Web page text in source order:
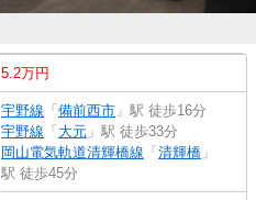
5.2万円
宇野線 「 備前西市 」駅 徒歩16分
宇野線 「 大元 」駅 徒歩33分
岡山電気軌道清輝橋線 「 清輝橋 」
駅 徒歩45分